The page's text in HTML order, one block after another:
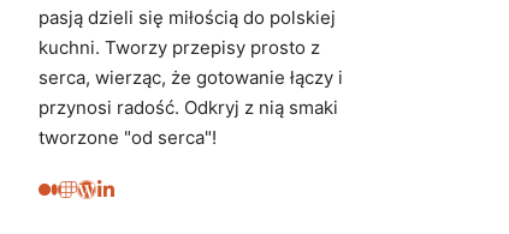
pasją dzieli się miłością do polskiej
kuchni. Tworzy przepisy prosto z
serca, wierząc, że gotowanie łączy i
przynosi radość. Odkryj z nią smaki
tworzone "od serca"!